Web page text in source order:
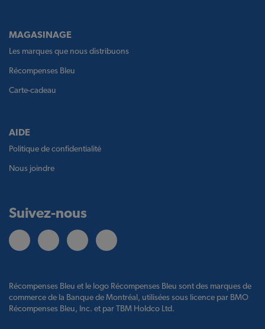
MAGASINAGE
Les marques que nous distribuons
Récompenses Bleu
Carte-cadeau
AIDE
Politique de confidentialité
Nous joindre
Suivez-nous
Récompenses Bleu et le logo Récompenses Bleu sont des marques de
commerce de la Banque de Montréal, utilisées sous licence par BMO
Récompenses Bleu, Inc. et par TBM Holdco Ltd.